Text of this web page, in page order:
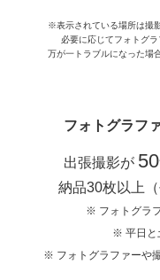
※表示されている場所は撮
必要に応じてフォトグ
万が一トラブルになった場
フォトグラフ
出張撮影が
納品30枚以上
※ フォトグラ
※ 平日と
※ フォトグラファーや